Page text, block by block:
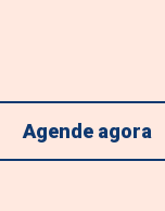
Agende agora